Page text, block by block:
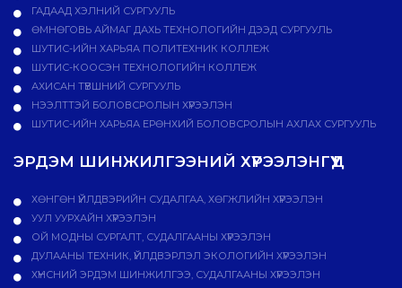
ГАДААД ХЭЛНИЙ СУРГУУЛЬ
ӨМНӨГОВЬ АЙМАГ ДАХЬ ТЕХНОЛОГИЙН ДЭЭД СУРГУУЛЬ
ШУТИС-ИЙН ХАРЬЯА ПОЛИТЕХНИК КОЛЛЕЖ
ШУТИС-КООСЭН ТЕХНОЛОГИЙН КОЛЛЕЖ
АХИСАН ТҮВШНИЙ СУРГУУЛЬ
НЭЭЛТТЭЙ БОЛОВСРОЛЫН ХҮРЭЭЛЭН
ШУТИС-ИЙН ХАРЬЯА ЕРӨНХИЙ БОЛОВСРОЛЫН АХЛАХ СУРГУУЛЬ
ЭРДЭМ ШИНЖИЛГЭЭНИЙ ХҮРЭЭЛЭНГҮҮД
ХӨНГӨН ҮЙЛДВЭРИЙН СУДАЛГАА, ХӨГЖЛИЙН ХҮРЭЭЛЭН
УУЛ УУРХАЙН ХҮРЭЭЛЭН
ОЙ МОДНЫ СУРГАЛТ, СУДАЛГААНЫ ХҮРЭЭЛЭН
ДУЛААНЫ ТЕХНИК, ҮЙЛДВЭРЛЭЛ ЭКОЛОГИЙН ХҮРЭЭЛЭН
ХҮНСНИЙ ЭРДЭМ ШИНЖИЛГЭЭ, СУДАЛГААНЫ ХҮРЭЭЛЭН